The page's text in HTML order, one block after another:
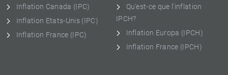
Inflation Canada (IPC)
Inflation Etats-Unis (IPC)
Inflation France (IPC)
Qu'est-ce que l'inflation
IPCH?
Inflation Europa (IPCH)
Inflation France (IPCH)